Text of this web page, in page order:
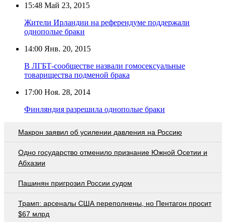
15:48 Май 23, 2015
Жители Ирландии на референдуме поддержали
однополые браки
14:00 Янв. 20, 2015
В ЛГБТ-сообществе назвали гомосексуальные
товарищества подменой брака
17:00 Ноя. 28, 2014
Финляндия разрешила однополые браки
Макрон заявил об усилении давления на Россию
Одно государство отменило признание Южной Осетии и
Абхазии
Пашинян пригрозил России судом
Трамп: арсеналы США переполнены, но Пентагон просит
$67 млрд